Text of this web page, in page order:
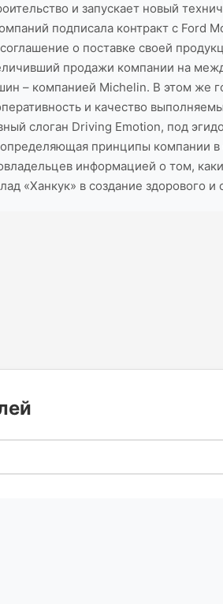
и запускает новый
подписала контракт с Ford
о поставке своей
продажи компании на
– компанией Michelin. В этом же
и качество
слоган Driving Emotion, под
принципы компании
информацией о том,
«Ханкук» в создание здорового и